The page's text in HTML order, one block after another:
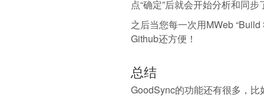
点“确定”后就会开始分析和同步
之后当您每一次用MWeb
Github还方便！
总结
GoodSync的功能还有很多，